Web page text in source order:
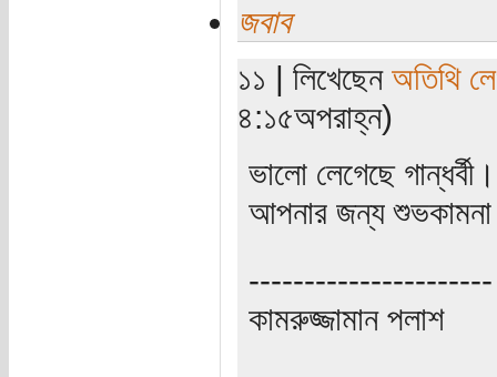
জবাব
১১ | লিখেছেন অতিথি
৪:১৫অপরাহ্ন)
ভালো লেগেছে গান্ধর্বী।
আপনার জন্য
----------------------
কামরুজ্জামান পলাশ